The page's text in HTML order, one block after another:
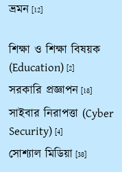
ভ্রমন [12]
শিক্ষা ও শিক্ষা বিষয়ক
(Education) [2]
সরকারি প্রজ্ঞাপন [18]
সাইবার নিরাপত্তা (Cyber
Security) [4]
সোশ্যাল মিডিয়া [38]